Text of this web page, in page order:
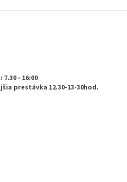
- 16:00
prestávka 12.30-13-30hod.